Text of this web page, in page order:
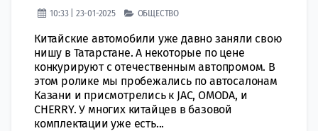
10:33 | 23-01-2025 ОБЩЕСТВО
Китайские автомобили уже давно заняли свою
нишу в Татарстане. А некоторые по цене
конкурируют с отечественным автопромом. В
этом ролике мы пробежались по автосалонам
Казани и присмотрелись к JAC, OMODA, и
CHERRY. У многих китайцев в базовой
комплектации уже есть...